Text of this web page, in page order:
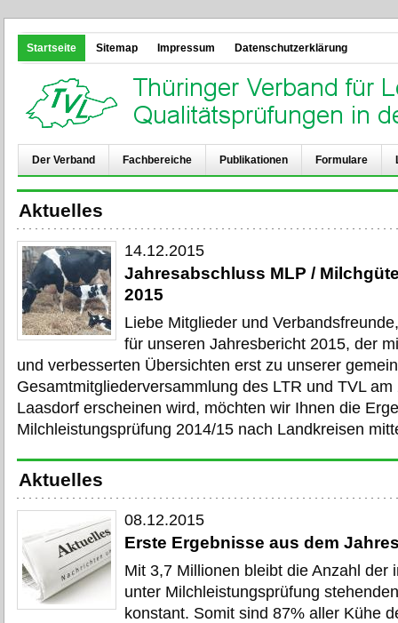
Startseite Sitemap Impressum Datenschutzerklärung
Der Verband Fachbereiche Publikationen Formulare
Aktuelles
14.12.2015
Jahresabschluss MLP /
2015
Liebe Mitglieder und
für unseren Jahresbericht 2015, der
und verbesserten Übersichten erst zu unserer
Gesamtmitgliederversammlung des LTR und TVL
Laasdorf erscheinen wird, möchten wir Ihnen die
Milchleistungsprüfung 2014/15 nach Landkreisen
Aktuelles
08.12.2015
Erste Ergebnisse aus dem
Mit 3,7 Millionen bleibt die Anzahl der
unter Milchleistungsprüfung
konstant. Somit sind 87% aller Kühe